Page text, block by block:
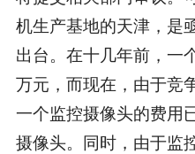
机生产基地的天津，是
出台。在十几年前，一
万元，而现在，由于竞
一个监控摄像头的费用
摄像头。同时，由于监